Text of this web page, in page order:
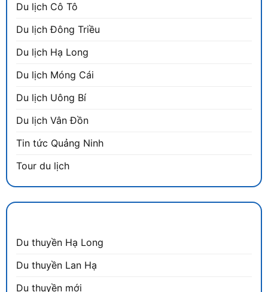
Du lịch Cô Tô
Du lịch Đông Triều
Du lịch Hạ Long
Du lịch Móng Cái
Du lịch Uông Bí
Du lịch Vân Đồn
Tin tức Quảng Ninh
Tour du lịch
Du thuyền Hạ Long
Du thuyền Lan Hạ
Du thuyền mới